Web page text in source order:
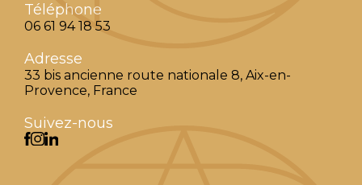
Téléphone
06 61 94 18 53
Adresse
33 bis ancienne route nationale 8, Aix-en-
Provence, France
Suivez-nous